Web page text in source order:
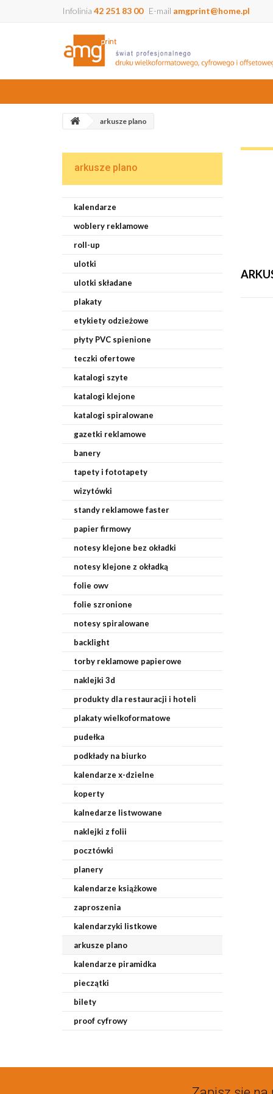
Infolinia 42 251 83 00 E-mail amgprint@home.pl
arkusze plano
arkusze plano
kalendarze
woblery reklamowe
roll-up
ulotki
ulotki składane
plakaty
etykiety odzieżowe
płyty PVC spienione
teczki ofertowe
katalogi szyte
katalogi klejone
katalogi spiralowane
gazetki reklamowe
banery
tapety i fototapety
wizytówki
standy reklamowe faster
papier firmowy
notesy klejone bez okładki
notesy klejone z okładką
folie owv
folie szronione
notesy spiralowane
backlight
torby reklamowe papierowe
naklejki 3d
produkty dla restauracji i hoteli
plakaty wielkoformatowe
pudełka
podkłady na biurko
kalendarze x-dzielne
koperty
kalnedarze listwowane
naklejki z folii
pocztówki
planery
kalendarze książkowe
zaproszenia
kalendarzyki listkowe
arkusze plano
kalendarze piramidka
pieczątki
bilety
proof cyfrowy